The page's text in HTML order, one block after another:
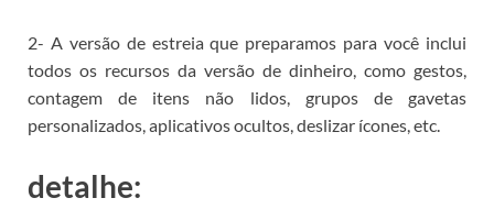
2- A versão de estreia que preparamos para você inclui
todos os recursos da versão de dinheiro, como gestos,
contagem de itens não lidos, grupos de gavetas
personalizados, aplicativos ocultos, deslizar ícones, etc.
detalhe: